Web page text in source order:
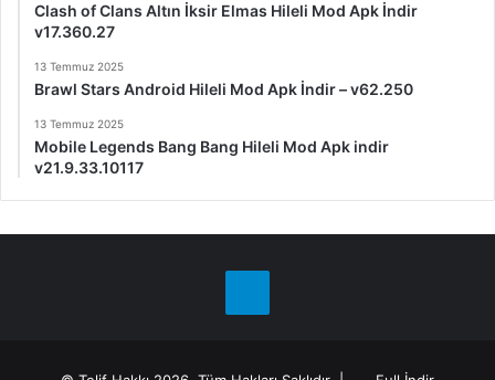
Clash of Clans Altın İksir Elmas Hileli Mod Apk İndir
v17.360.27
13 Temmuz 2025
Brawl Stars Android Hileli Mod Apk İndir – v62.250
13 Temmuz 2025
Mobile Legends Bang Bang Hileli Mod Apk indir
v21.9.33.10117